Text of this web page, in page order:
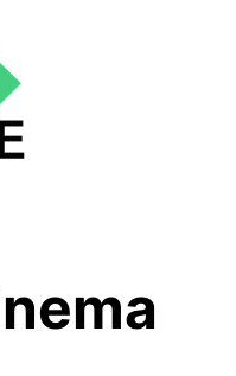
Fotografia